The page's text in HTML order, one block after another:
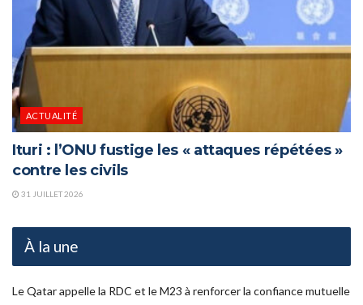
ACTUALITÉ
Ituri : l’ONU fustige les « attaques répétées »
contre les civils
31 JUILLET 2026
À la une
Le Qatar appelle la RDC et le M23 à renforcer la confiance mutuelle